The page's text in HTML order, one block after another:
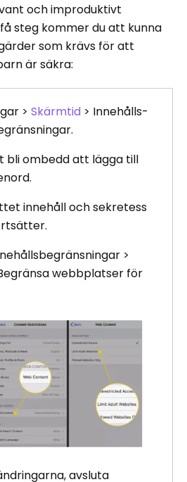
och improduktivt
steg kommer du att kunna
som krävs för att
är säkra:
> Skärmtid > Innehålls-
bli ombedd att lägga till
innehåll och sekretess
>
webbplatser för
avsluta